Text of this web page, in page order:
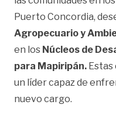
Puerto Concordia,
Agropecuario y
en los Núcleos de
para Mapiripán.
un líder capaz de
nuevo cargo.